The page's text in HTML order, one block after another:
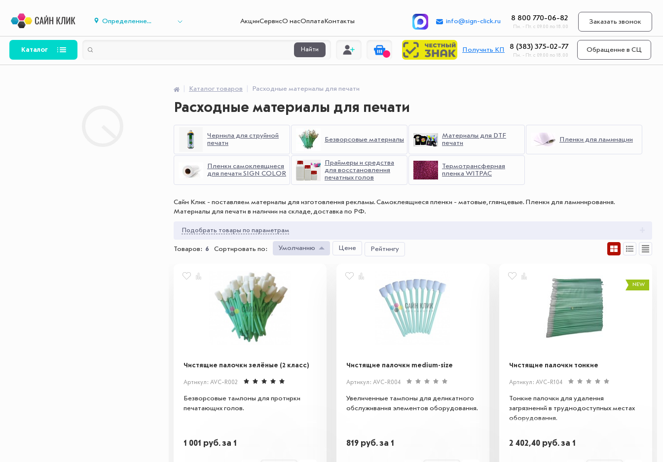
Определение... АкцииСервисО насОплата Контакты info@sign-click.ru 8 800 770-06-82
Пн. - Пт. с 09.00 по 18.00
Заказать звонок
Каталог Найти Получить КП 8 (383) 375-02-77
Пн. - Пт. с 09.00 по 18.00
Обращение в СЦ
Каталог товаров Расходные материалы для печати
Расходные материалы для печати
Чернила для струйной
печати
Безворсовые материалы
Материалы для DTF
печати
Пленки для ламинации
Пленки самоклеящиеся
для печати SIGN COLOR
Праймеры и средства
для восстановления
печатных голов
Термотрансферная
пленка WITPAC
Сайн Клик - поставляем материалы для изготовления рекламы. Самоклеящиеся пленки - матовые, глянцевые. Пленки для ламинирования.
Материалы для печати в наличии на складе, доставка по РФ.
Подобрать товары по параметрам
Товаров: 6 Сортировать по: Умолчанию Цене Рейтингу
Чистящие палочки зелёные (2 класс)
Артикул: AVC-R002
Безворсовые тампоны для протирки
печатающих голов.
1 001 руб.за 1
Чистящие палочки medium-size
Артикул: AVC-R004
Увеличенные тампоны для деликатного
обслуживания элементов оборудования.
819 руб.за 1
NEW
Чистящие палочки тонкие
Артикул: AVC-R104
Тонкие палочки для удаления
загрязнений в труднодоступных местах
оборудования.
2 402,40 руб.за 1